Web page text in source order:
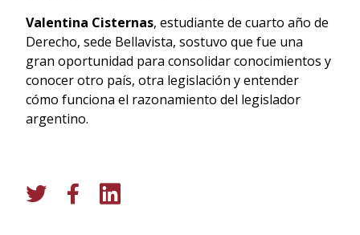
Valentina Cisternas, estudiante de cuarto año de
Derecho, sede Bellavista, sostuvo que fue una
gran oportunidad para consolidar conocimientos y
conocer otro país, otra legislación y entender
cómo funciona el razonamiento del legislador
argentino.